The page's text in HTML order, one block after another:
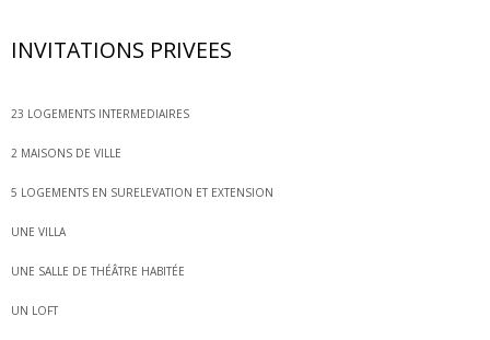
INVITATIONS PRIVEES
23 LOGEMENTS INTERMEDIAIRES
2 MAISONS DE VILLE
5 LOGEMENTS EN SURELEVATION ET EXTENSION
UNE VILLA
UNE SALLE DE THÉÂTRE HABITÉE
UN LOFT